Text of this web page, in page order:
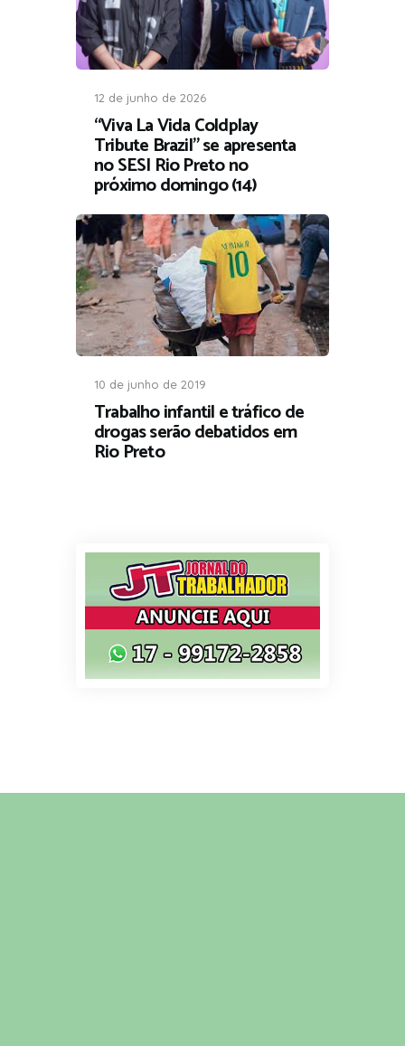
12 de junho de 2026
“Viva La Vida Coldplay
Tribute Brazil” se apresenta
no SESI Rio Preto no
próximo domingo (14)
10 de junho de 2019
Trabalho infantil e tráfico de
drogas serão debatidos em
Rio Preto